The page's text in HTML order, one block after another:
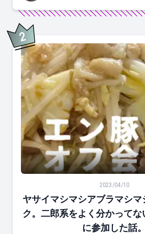
2位
ヤサイマシマシアブラマシマシ
2023/04/10
ヤサイマシマシアブラマシ
ク。二郎系をよく分かって
に参加した話。